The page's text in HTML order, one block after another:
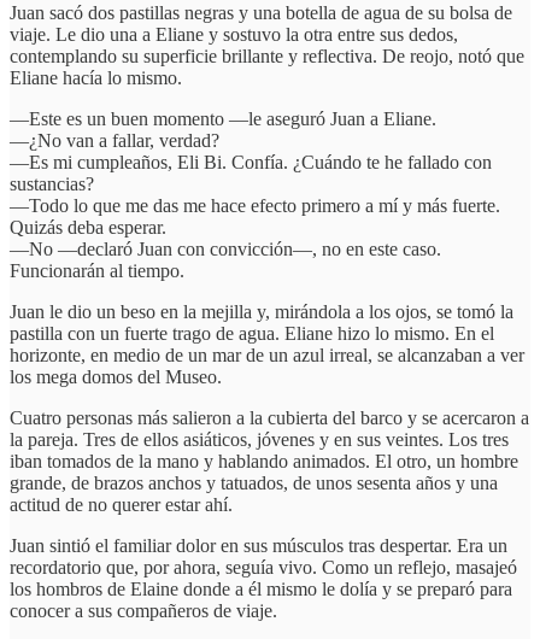
Juan sacó dos pastillas negras y una botella de agua de su bolsa de
viaje. Le dio una a Eliane y sostuvo la otra entre sus dedos,
contemplando su superficie brillante y reflectiva. De reojo, notó que
Eliane hacía lo mismo.
—Este es un buen momento —le aseguró Juan a Eliane.
—¿No van a fallar, verdad?
—Es mi cumpleaños, Eli Bi. Confía. ¿Cuándo te he fallado con
sustancias?
—Todo lo que me das me hace efecto primero a mí y más fuerte.
Quizás deba esperar.
—No —declaró Juan con convicción—, no en este caso.
Funcionarán al tiempo.
Juan le dio un beso en la mejilla y, mirándola a los ojos, se tomó la
pastilla con un fuerte trago de agua. Eliane hizo lo mismo. En el
horizonte, en medio de un mar de un azul irreal, se alcanzaban a ver
los mega domos del Museo.
Cuatro personas más salieron a la cubierta del barco y se acercaron a
la pareja. Tres de ellos asiáticos, jóvenes y en sus veintes. Los tres
iban tomados de la mano y hablando animados. El otro, un hombre
grande, de brazos anchos y tatuados, de unos sesenta años y una
actitud de no querer estar ahí.
Juan sintió el familiar dolor en sus músculos tras despertar. Era un
recordatorio que, por ahora, seguía vivo. Como un reflejo, masajeó
los hombros de Elaine donde a él mismo le dolía y se preparó para
conocer a sus compañeros de viaje.